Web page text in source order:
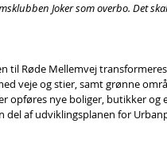
Joker som overbo. Det
til Røde Mellemvej
veje og stier, samt grønne
opføres nye boliger, butikker
del af udviklingsplanen for